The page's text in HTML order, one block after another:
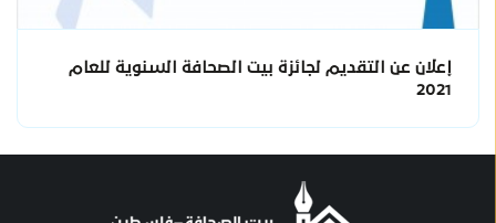
إعلان عن التقديم لجائزة بيت الصحافة السنوية للعام
2021